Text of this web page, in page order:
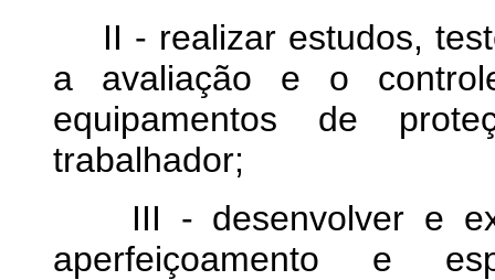
II - realizar estudos,
a avaliação e o
equipamentos de
trabalhador;
III - desenvolver e
aperfeiçoamento e